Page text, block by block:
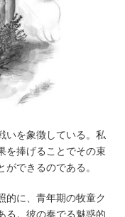
いを象徴している。私
を捧げることでその束
できるのである。
的に、青年期の牧童ク
る。彼の奏でる魅惑的